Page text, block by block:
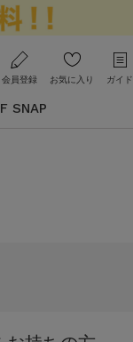
会員登録 お気に入り ガイド
SNAP